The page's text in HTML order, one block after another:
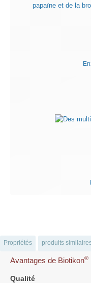
Propriétés produits
Avantages de Biotikon®
Qualité